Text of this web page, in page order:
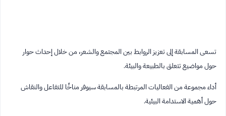
تسعى المسابقة إلى تعزيز الروابط بين المجتمع والشعر، من خلال إحداث حوار
حول مواضيع تتعلق بالطبيعة والبيئة.
أداء مجموعة من الفعاليات المرتبطة بالمسابقة سيوفر مناخًا للتفاعل والنقاش
حول أهمية الاستدامة البيئية.